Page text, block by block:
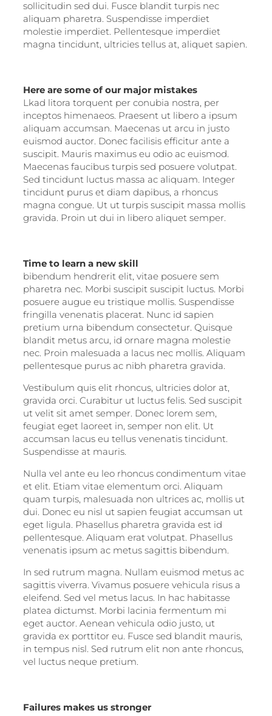
sollicitudin sed dui. Fusce blandit turpis nec
aliquam pharetra. Suspendisse imperdiet
molestie imperdiet. Pellentesque imperdiet
magna tincidunt, ultricies tellus at, aliquet sapien.
Here are some of our major mistakes
Lkad litora torquent per conubia nostra, per
inceptos himenaeos. Praesent ut libero a ipsum
aliquam accumsan. Maecenas ut arcu in justo
euismod auctor. Donec facilisis efficitur ante a
suscipit. Mauris maximus eu odio ac euismod.
Maecenas faucibus turpis sed posuere volutpat.
Sed tincidunt luctus massa ac aliquam. Integer
tincidunt purus et diam dapibus, a rhoncus
magna congue. Ut ut turpis suscipit massa mollis
gravida. Proin ut dui in libero aliquet semper.
Time to learn a new skill
bibendum hendrerit elit, vitae posuere sem
pharetra nec. Morbi suscipit suscipit luctus. Morbi
posuere augue eu tristique mollis. Suspendisse
fringilla venenatis placerat. Nunc id sapien
pretium urna bibendum consectetur. Quisque
blandit metus arcu, id ornare magna molestie
nec. Proin malesuada a lacus nec mollis. Aliquam
pellentesque purus ac nibh pharetra gravida.
Vestibulum quis elit rhoncus, ultricies dolor at,
gravida orci. Curabitur ut luctus felis. Sed suscipit
ut velit sit amet semper. Donec lorem sem,
feugiat eget laoreet in, semper non elit. Ut
accumsan lacus eu tellus venenatis tincidunt.
Suspendisse at mauris.
Nulla vel ante eu leo rhoncus condimentum vitae
et elit. Etiam vitae elementum orci. Aliquam
quam turpis, malesuada non ultrices ac, mollis ut
dui. Donec eu nisl ut sapien feugiat accumsan ut
eget ligula. Phasellus pharetra gravida est id
pellentesque. Aliquam erat volutpat. Phasellus
venenatis ipsum ac metus sagittis bibendum.
In sed rutrum magna. Nullam euismod metus ac
sagittis viverra. Vivamus posuere vehicula risus a
eleifend. Sed vel metus lacus. In hac habitasse
platea dictumst. Morbi lacinia fermentum mi
eget auctor. Aenean vehicula odio justo, ut
gravida ex porttitor eu. Fusce sed blandit mauris,
in tempus nisl. Sed rutrum elit non ante rhoncus,
vel luctus neque pretium.
Failures makes us stronger